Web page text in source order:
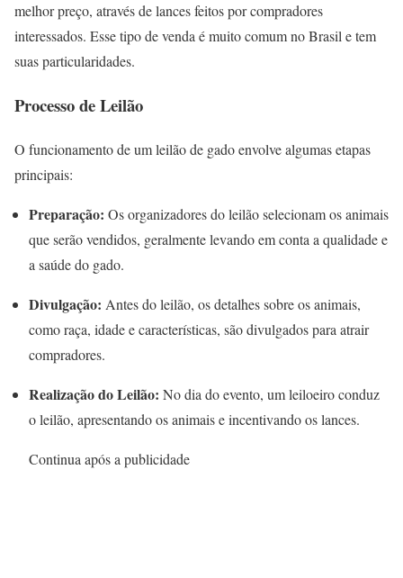
melhor preço, através de lances feitos por compradores
interessados. Esse tipo de venda é muito comum no Brasil e tem
suas particularidades.
Processo de Leilão
O funcionamento de um leilão de gado envolve algumas etapas
principais:
Preparação: Os organizadores do leilão selecionam os animais
que serão vendidos, geralmente levando em conta a qualidade e
a saúde do gado.
Divulgação: Antes do leilão, os detalhes sobre os animais,
como raça, idade e características, são divulgados para atrair
compradores.
Realização do Leilão: No dia do evento, um leiloeiro conduz
o leilão, apresentando os animais e incentivando os lances.
Continua após a publicidade